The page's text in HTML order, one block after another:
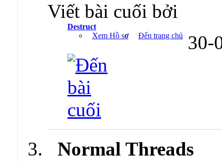
Viết bài cuối bởi
Destruct
Xem Hồ sơ
Đến trang chủ 30-
Normal Threads